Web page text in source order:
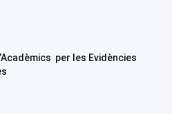
per les Evidències